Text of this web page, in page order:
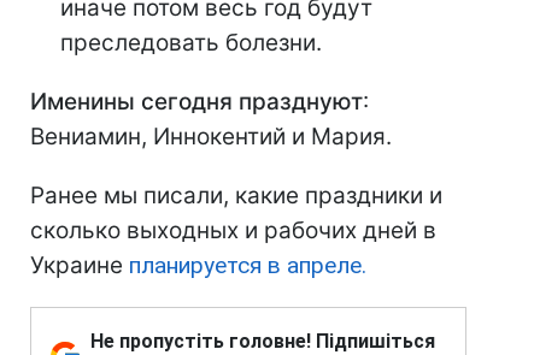
иначе потом весь год будут
преследовать болезни.
Именины сегодня празднуют:
Вениамин, Иннокентий и Мария.
Ранее мы писали, какие праздники и
сколько выходных и рабочих дней в
Украине планируется в апреле.
Не пропустіть головне! Підпишіться